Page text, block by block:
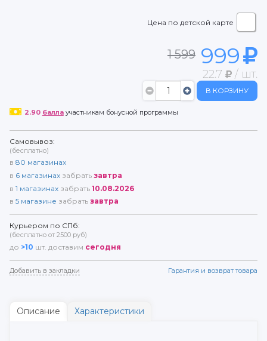
Цена по детской карте
1 599 999
22.7 / шт.
В КОРЗИНУ
2.90 баллаучастникам бонусной программы
Самовывоз:
(бесплатно)
в 80 магазинах
в 6 магазинах забрать завтра
в 1 магазинах забрать 10.08.2026
в 5 магазине забрать завтра
Курьером по СПб:
(бесплатно от 2500 руб)
до >10 шт. доставим сегодня
Добавить в закладки Гарантия и возврат товара
Описание Характеристики